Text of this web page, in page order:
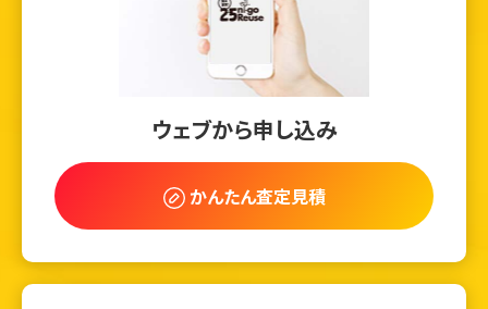
ウェブから申し込み
かんたん査定見積